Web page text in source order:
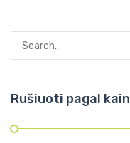
Rušiuoti pagal